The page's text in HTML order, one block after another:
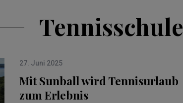
Tennisschule
27. Juni 2025
Mit Sunball wird Tennisurlaub
zum Erlebnis